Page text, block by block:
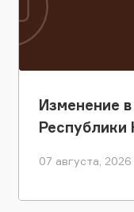
Изменение
Республики
07 августа, 2026